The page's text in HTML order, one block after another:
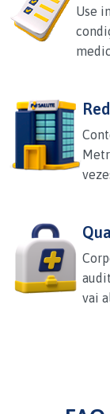
Use
vai